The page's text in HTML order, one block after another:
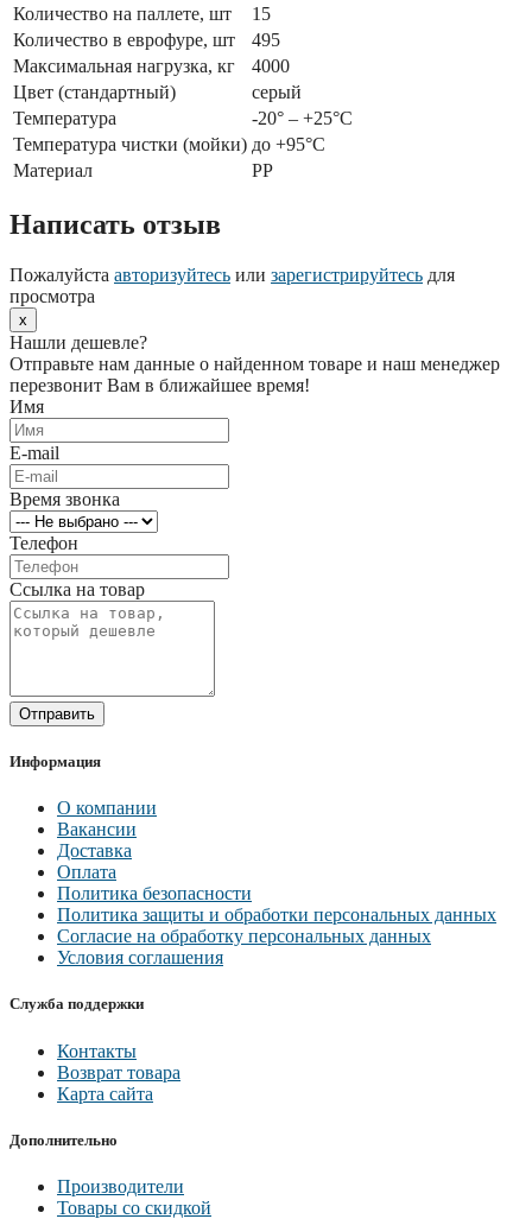
Количество на паллете, шт
15
Количество в еврофуре, шт
495
Максимальная нагрузка, кг
4000
Цвет (стандартный)
серый
Температура
-20° – +25°С
Температура чистки (мойки) до +95°С
Материал
PP
Написать отзыв
Пожалуйста авторизуйтесь или зарегистрируйтесь для
просмотра
x
Нашли дешевле?
Отправьте нам данные о найденном товаре и наш менеджер
перезвонит Вам в ближайшее время!
Имя
E-mail
Время звонка
Телефон
Ссылка на товар
Отправить
Информация
О компании
Вакансии
Доставка
Оплата
Политика безопасности
Политика защиты и обработки персональных данных
Согласие на обработку персональных данных
Условия соглашения
Служба поддержки
Контакты
Возврат товара
Карта сайта
Дополнительно
Производители
Товары со скидкой